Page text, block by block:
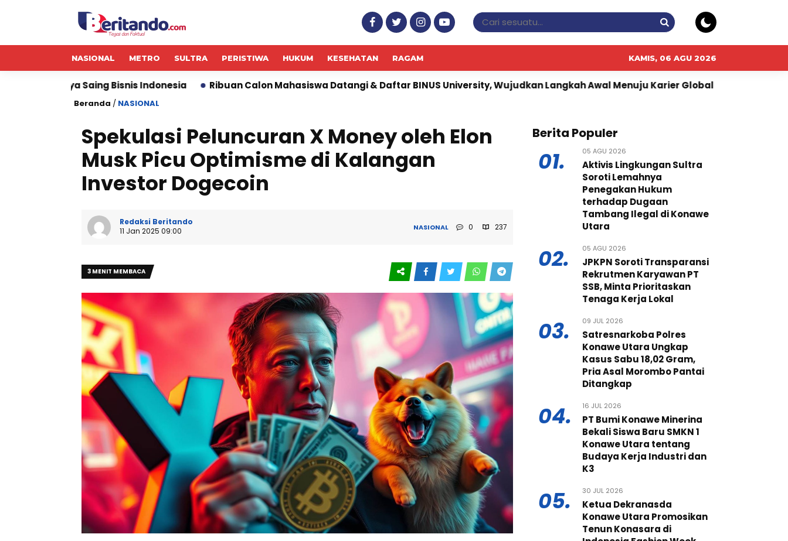
NASIONAL METRO SULTRA PERISTIWA HUKUM KESEHATAN RAGAM KAMIS, 06 AGU 2026
Bisnis Indonesia Ribuan Calon Mahasiswa Datangi & Daftar BINUS University, Wujudkan Langkah Awal Menuju Karier Global Perkuat Ketahanan Pangan
Beranda / NASIONAL
Spekulasi Peluncuran X Money oleh Elon
Musk Picu Optimisme di Kalangan
Investor Dogecoin
Redaksi Beritando
11 Jan 2025 09:00
NASIONAL 0 237
3 MENIT MEMBACA
Berita Populer
01. 05 AGU 2026
Aktivis Lingkungan Sultra
Soroti Lemahnya
Penegakan Hukum
terhadap Dugaan
Tambang Ilegal di Konawe
Utara
02. 05 AGU 2026
JPKPN Soroti Transparansi
Rekrutmen Karyawan PT
SSB, Minta Prioritaskan
Tenaga Kerja Lokal
03. 09 JUL 2026
Satresnarkoba Polres
Konawe Utara Ungkap
Kasus Sabu 18,02 Gram,
Pria Asal Morombo Pantai
Ditangkap
04. 16 JUL 2026
PT Bumi Konawe Minerina
Bekali Siswa Baru SMKN 1
Konawe Utara tentang
Budaya Kerja Industri dan
K3
05. 30 JUL 2026
Ketua Dekranasda
Konawe Utara Promosikan
Tenun Konasara di